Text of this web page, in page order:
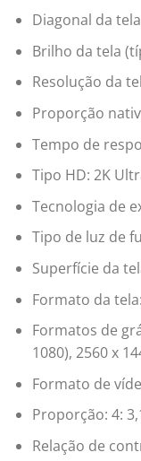
Diagonal da
Brilho da tela
Resolução da
Proporção
Tempo de
Tipo HD: 2K
Tecnologia de
Tipo de luz de
Superfície da
Formato da
Formatos de
1080), 2560 x
Formato de
Proporção: 4:
Relação de